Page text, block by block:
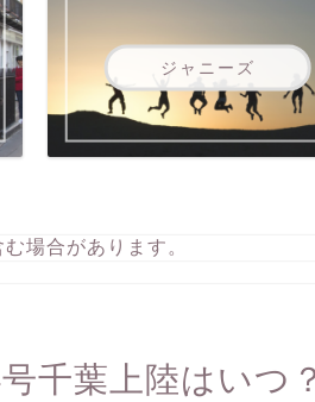
ジャニーズ
場合があります。
千葉上陸はいつ